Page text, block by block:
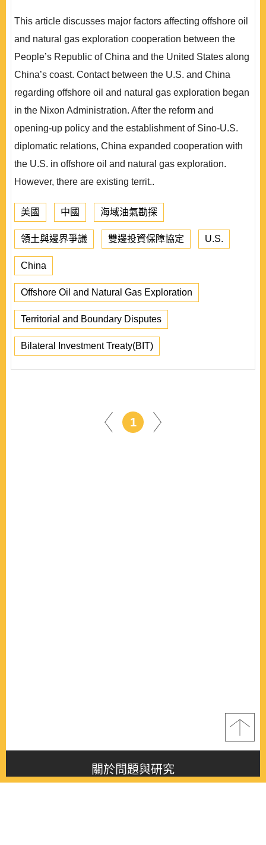
This article discusses major factors affecting offshore oil
and natural gas exploration cooperation between the
People’s Republic of China and the United States along
China’s coast. Contact between the U.S. and China
regarding offshore oil and natural gas exploration began
in the Nixon Administration. After the reform and
opening-up policy and the establishment of Sino-U.S.
diplomatic relations, China expanded cooperation with
the U.S. in offshore oil and natural gas exploration.
However, there are existing territ..
美國 中國 海域油氣勘探
領土與邊界爭議 雙邊投資保障協定 U.S.
China
Offshore Oil and Natural Gas Exploration
Territorial and Boundary Disputes
Bilateral Investment Treaty(BIT)
1
關於問題與研究
About this journal